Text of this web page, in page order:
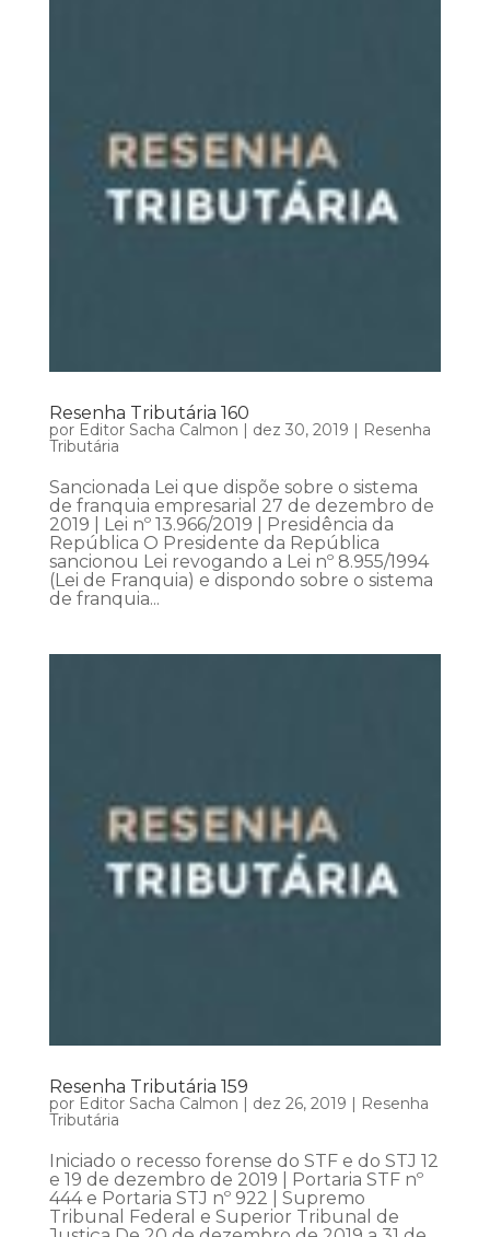
Resenha Tributária 160
por Editor Sacha Calmon | dez 30, 2019 | Resenha
Tributária
Sancionada Lei que dispõe sobre o sistema
de franquia empresarial 27 de dezembro de
2019 | Lei nº 13.966/2019 | Presidência da
República O Presidente da República
sancionou Lei revogando a Lei nº 8.955/1994
(Lei de Franquia) e dispondo sobre o sistema
de franquia...
Resenha Tributária 159
por Editor Sacha Calmon dez 26, 2019
Resenha
Tributária
Iniciado o recesso forense do STF e do STJ 12
e 19 de dezembro de 2019 | Portaria STF nº
444 e Portaria STJ nº 922 | Supremo
Tribunal Federal e Superior Tribunal de